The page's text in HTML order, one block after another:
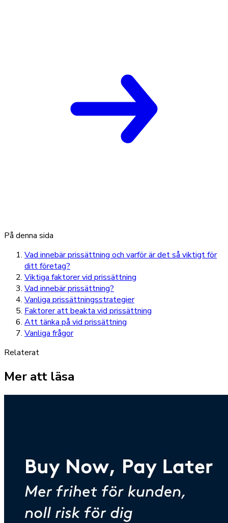
På denna sida
Vad innebär prissättning och varför är det så viktigt för
ditt företag?
Viktiga faktorer vid prissättning
Vad innebär prissättning?
Vanliga prissättningsstrategier
Faktorer att beakta vid prissättning
Att tänka på vid prissättning
Vanliga frågor
Relaterat
Mer att läsa